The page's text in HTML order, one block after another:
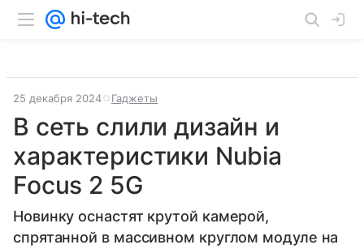
25 декабря 2024 Гаджеты
В сеть слили дизайн и
характеристики Nubia
Focus 2 5G
Новинку оснастят крутой камерой,
спрятанной в массивном круглом модуле на